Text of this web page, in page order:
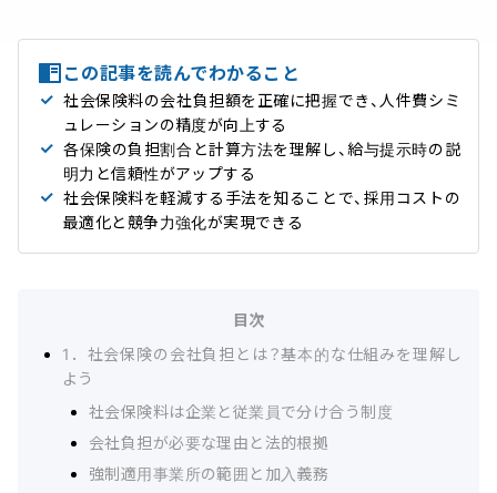
この記事を読んでわかること
社会保険料の会社負担額を正確に把握でき、人件費シミ
ュレーションの精度が向上する
各保険の負担割合と計算方法を理解し、給与提示時の説
明力と信頼性がアップする
社会保険料を軽減する手法を知ることで、採用コストの
最適化と競争力強化が実現できる
目次
1．社会保険の会社負担とは？基本的な仕組みを理解し
よう
社会保険料は企業と従業員で分け合う制度
会社負担が必要な理由と法的根拠
強制適用事業所の範囲と加入義務